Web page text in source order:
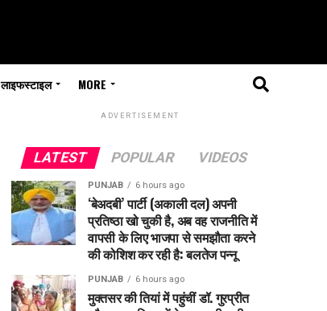
लाइफस्टाइल MORE
ADVERTISEMENT
LATEST POPULAR VIDEOS
PUNJAB 6 hours ago
‘बेअदबी’ पार्टी (अकाली दल) अपनी
प्रतिष्ठा खो चुकी है, अब वह राजनीति में
वापसी के लिए भाजपा से समझौता करने
की कोशिश कर रही है: बलतेज पन्नू
PUNJAB 6 hours ago
मुक्तसर की तियां में पहुंचीं डॉ. गुरप्रीत